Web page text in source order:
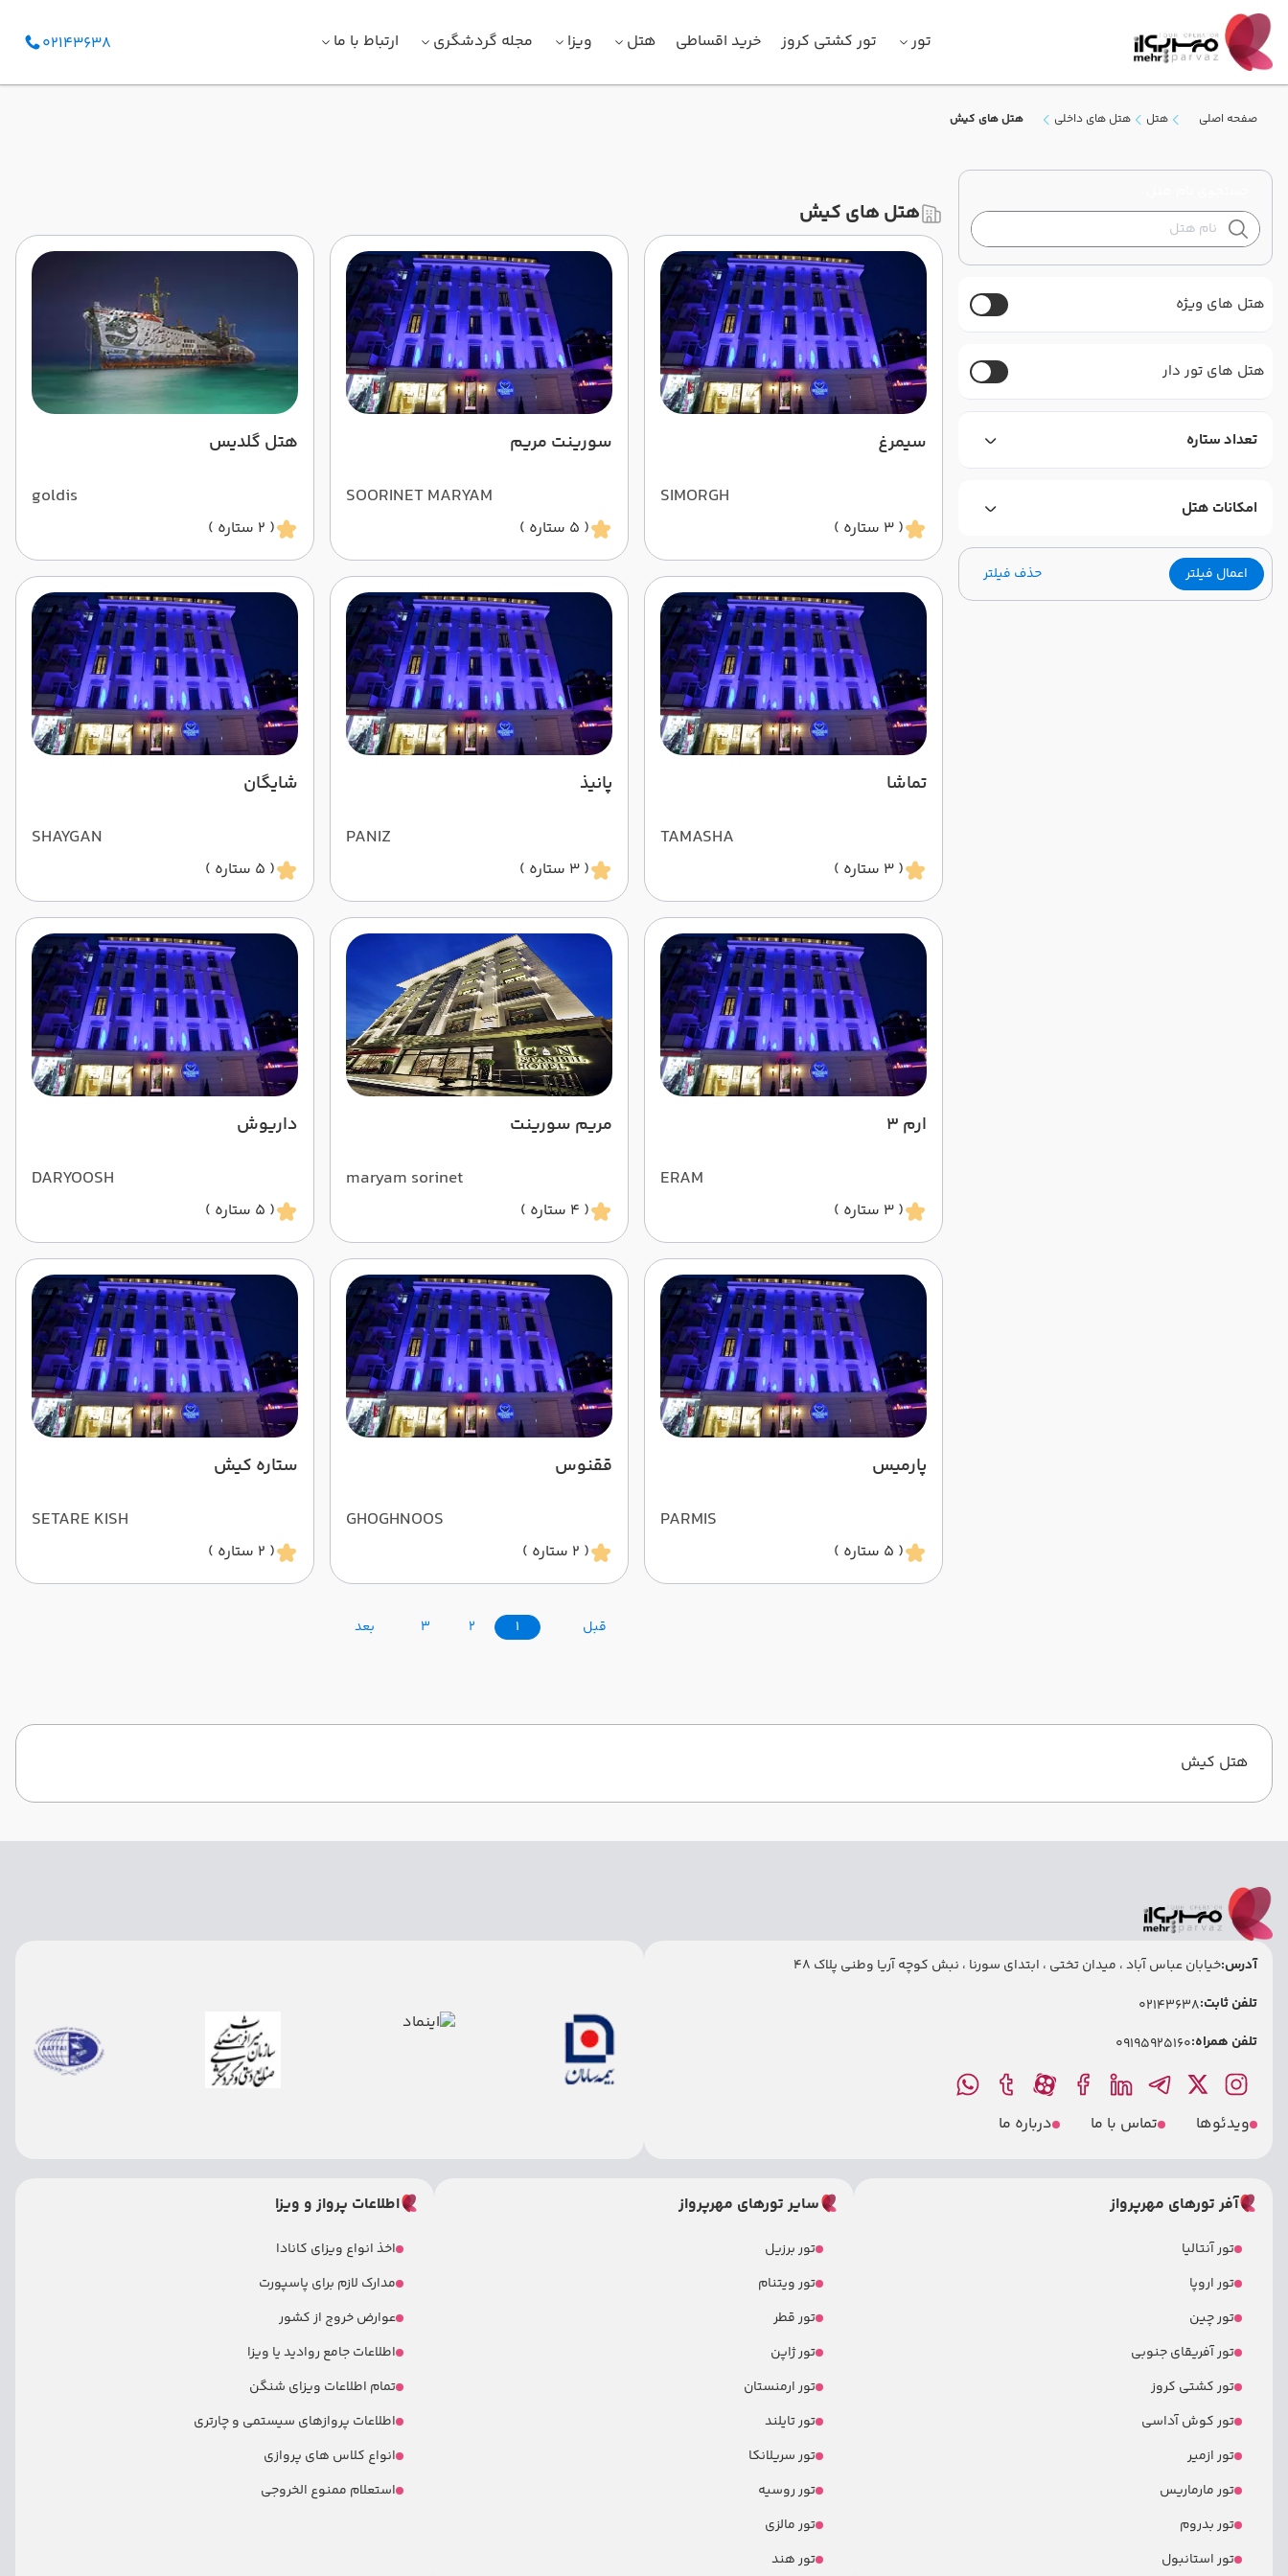
تور تور کشتی کروز خرید اقساطی هتل ویزا مجله گردشگری ارتباط با ما 02143638
صفحه اصلی هتل هتل های داخلی هتل های کیش
هتل های ویژه
هتل های تور دار
تعداد ستاره
امکانات هتل
اعمال فیلتر حذف فیلتر
هتل های کیش
سیمرغ
SIMORGH
( 3 ستاره )
سورینت مریم
SOORINET MARYAM
( 5 ستاره )
هتل گلدیس
goldis
( 2 ستاره )
تماشا
TAMASHA
( 3 ستاره )
پانیذ
PANIZ
( 3 ستاره )
شایگان
SHAYGAN
( 5 ستاره )
ارم 3
ERAM
( 3 ستاره )
مریم سورینت
maryam sorinet
( 4 ستاره )
داریوش
DARYOOSH
( 5 ستاره )
پارمیس
PARMIS
( 5 ستاره )
ققنوس
GHOGHNOOS
( 2 ستاره )
ستاره کیش
SETARE KISH
( 2 ستاره )
قبل 1
2
3 بعد
هتل کیش
آدرس:خیابان عباس آباد ، میدان تختی ، ابتدای سورنا ، نبش کوچه آریا وطنی پلاک 48
تلفن ثابت:02143638
تلفن همراه:09195925160
ویدئوها تماس با ما درباره ما
آفر تورهای مهرپرواز
تور آنتالیا
تور اروپا
تور چین
تور آفریقای جنوبی
تور کشتی کروز
تور کوش آداسی
تور ازمیر
تور مارماریس
تور بدروم
تور استانبول
سایر تورهای مهرپرواز
تور برزیل
تور ویتنام
تور قطر
تور ژاپن
تور ارمنستان
تور تایلند
تور سریلانکا
تور روسیه
تور مالزی
تور هند
اطلاعات پرواز و ویزا
اخذ انواع ویزای کانادا
مدارک لازم برای پاسپورت
عوارض خروج از کشور
اطلاعات جامع روادید یا ویزا
تمام اطلاعات ویزای شنگن
اطلاعات پروازهای سیستمی و چارتری
انواع کلاس های پروازی
استعلام ممنوع الخروجی